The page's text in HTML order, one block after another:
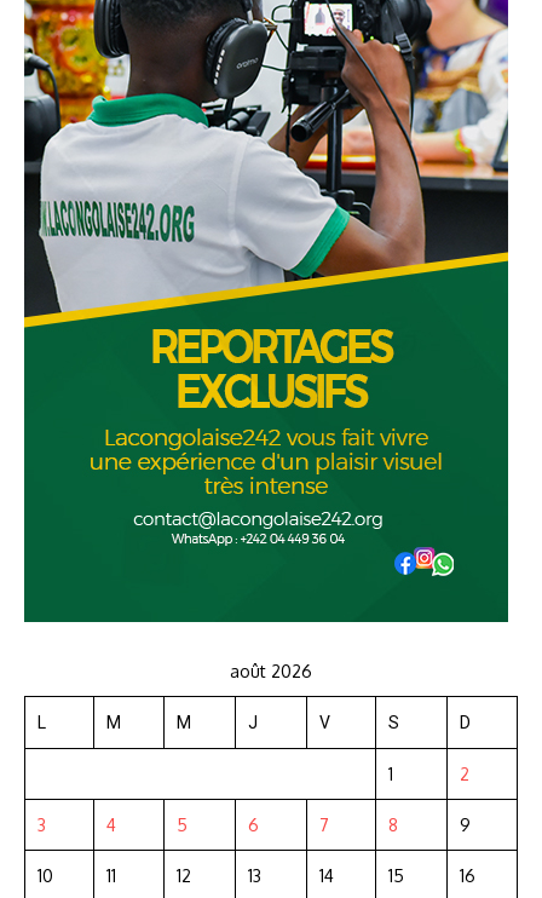
août 2026
L M M J V S D
1 2
3 4 5 6 7 8 9
10 11 12 13 14 15 16